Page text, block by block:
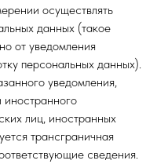
осуществлять
данных (такое
от уведомления
персональных данных).
уведомления,
иностранного
лиц, иностранных
трансграничная
сведения.